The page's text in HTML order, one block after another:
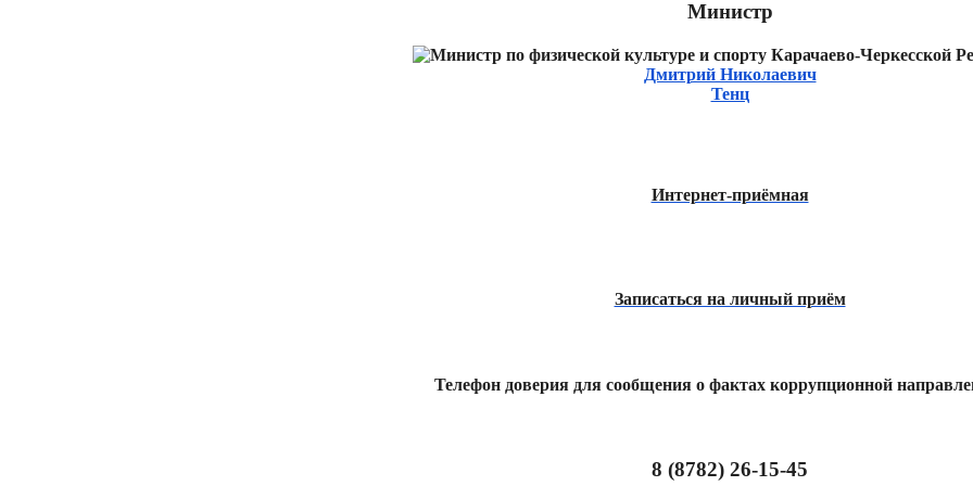
Министр
Дмитрий Николаевич
Тенц
Интернет-приёмная
Записаться на личный приём
Телефон доверия для сообщения о фактах коррупционной
8 (8782) 26-15-45